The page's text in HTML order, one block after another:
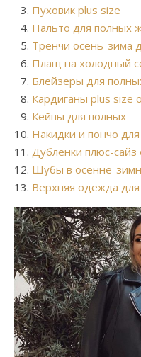
Пуховик plus size
Пальто для полных
Тренчи осень-зима
Плащ на холодный
Блейзеры для
Кардиганы plus size
Кейпы для полных
Накидки и пончо
Дубленки плюс-сайз
Шубы в осенне-
Верхняя одежда